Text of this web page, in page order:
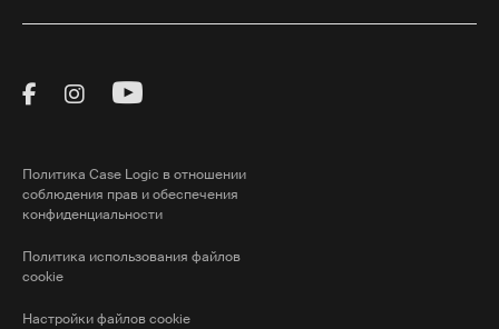
Visit Thule on Facebook (external link)
Visit Thule on Instagram (external link)
Visit Thule on Youtube (external
Политика Case Logic в отношении
соблюдения прав и обеспечения
конфиденциальности
Политика использования файлов
cookie
Настройки файлов cookie